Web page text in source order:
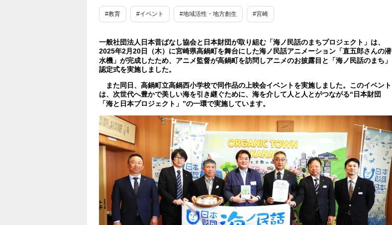
#教育 #イベント #地域活性・地方創生 #宮崎
一般社団法人日本昔ばなし協会と日本財団が取り組む「海ノ民話のまちプロジェクト」は、
2025年2月20日（木）に宮崎県高鍋町を舞台にした海ノ民話アニメーション「直五郎さんの潜
水機」が完成したため、アニメ監督が高鍋町を訪問しアニメのお披露目と「海ノ民話のまち」
認定式を実施しました。
また同日、高鍋町立高鍋西小学校で同作品の上映会イベントを実施しました。このイベント
は、次世代へ豊かで美しい海を引き継ぐために、海を介して人と人とがつながる“日本財団
「海と日本プロジェクト」”の一環で実施しています。